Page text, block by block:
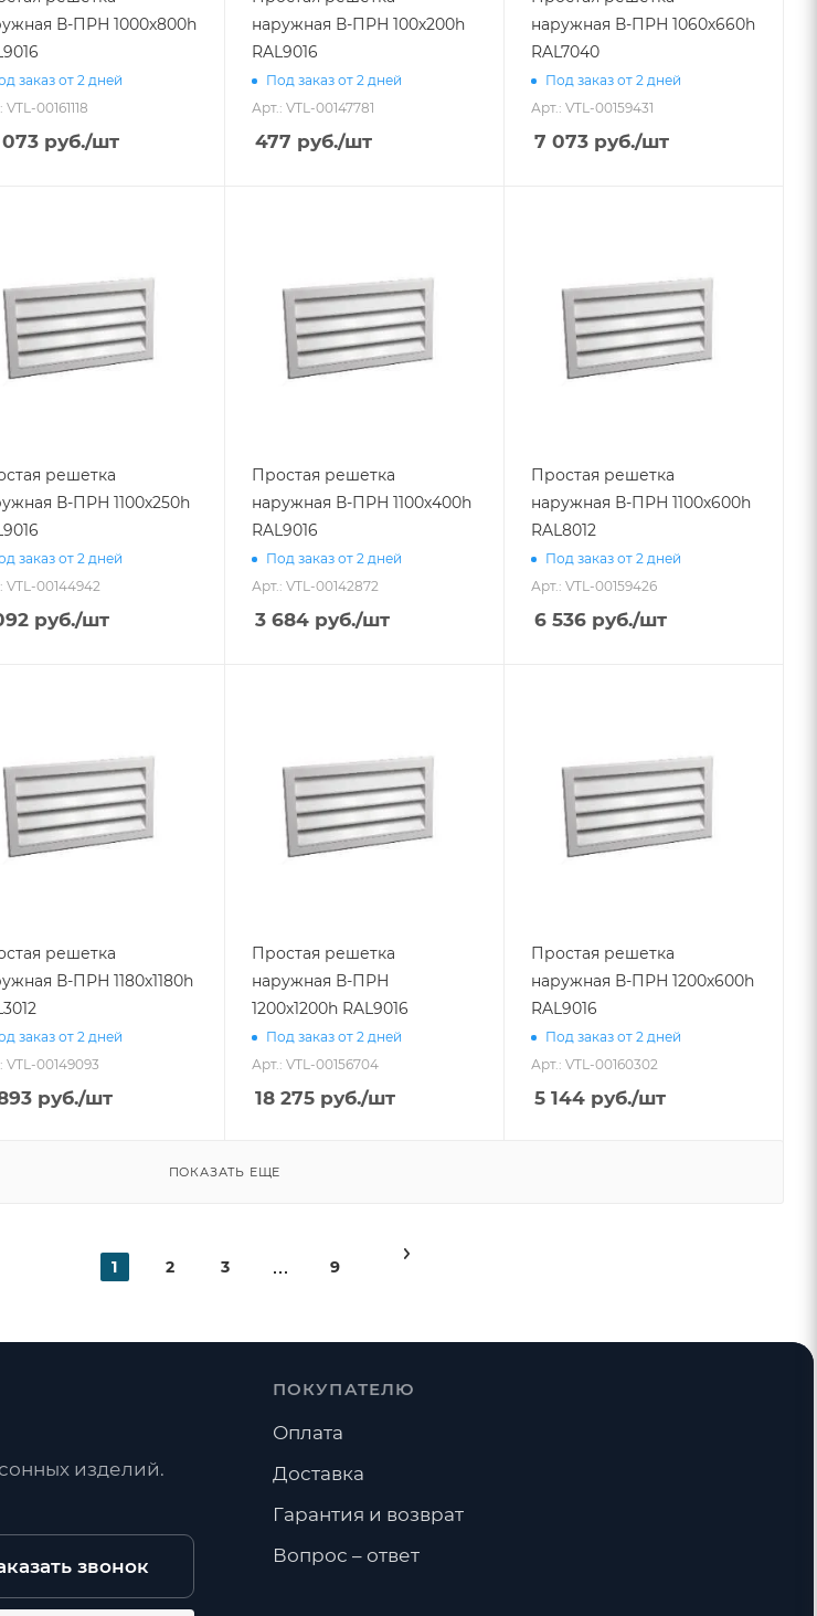
В-ПРН 1000х800h
заказ от 2 дней
VTL-00161118
073 руб./шт
наружная В-ПРН 100х200h
RAL9016
Под заказ от 2 дней
Арт.: VTL-00147781
477 руб./шт
наружная В-ПРН 1060х660h
RAL7040
Под заказ от 2 дней
Арт.: VTL-00159431
7 073 руб./шт
решетка
В-ПРН 1100х250h
заказ от 2 дней
VTL-00144942
руб./шт
Простая решетка
наружная В-ПРН 1100х400h
RAL9016
Под заказ от 2 дней
Арт.: VTL-00142872
3 684 руб./шт
Простая решетка
наружная В-ПРН 1100х600h
RAL8012
Под заказ от 2 дней
Арт.: VTL-00159426
6 536 руб./шт
решетка
В-ПРН 1180х1180h
заказ от 2 дней
VTL-00149093
руб./шт
Простая решетка
наружная В-ПРН
1200х1200h RAL9016
Под заказ от 2 дней
Арт.: VTL-00156704
18 275 руб./шт
Простая решетка
наружная В-ПРН 1200х600h
RAL9016
Под заказ от 2 дней
Арт.: VTL-00160302
5 144 руб./шт
ПОКАЗАТЬ ЕЩЕ
1 2 3 9
изделий.
звонок
ПОКУПАТЕЛЮ
Оплата
Доставка
Гарантия и возврат
Вопрос – ответ